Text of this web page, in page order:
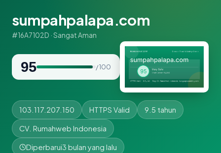
sumpahpalapa.com
#16A7102D · Sangat Aman
95 / 100
103.117.207.150 HTTPS Valid 9.5 tahun
CV. Rumahweb Indonesia
Diperbarui3 bulan yang lalu